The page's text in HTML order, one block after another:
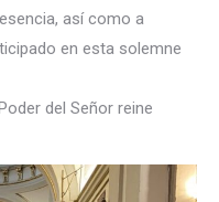
así como a
en esta solemne
del Señor reine